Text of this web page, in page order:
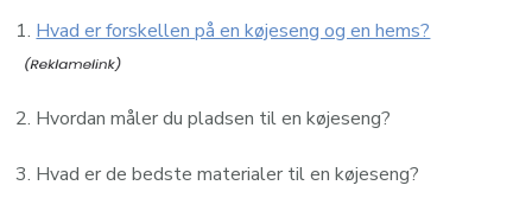
1. Hvad er forskellen på en køjeseng og en hems?
2. Hvordan måler du pladsen til en køjeseng?
3. Hvad er de bedste materialer til en køjeseng?